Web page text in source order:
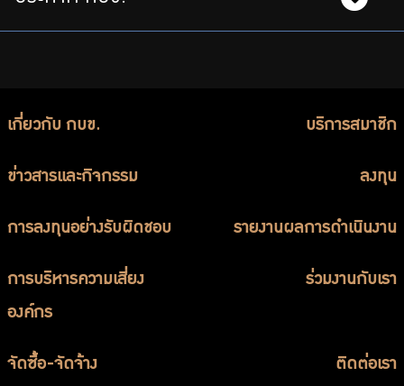
เกี่ยวกับ กบข. บริการสมาชิก
ข่าวสารและกิจกรรม ลงทุน
การลงทุนอย่างรับผิดชอบ รายงานผลการดำเนินงาน
การบริหารความเสี่ยง
องค์กร
ร่วมงานกับเรา
จัดซื้อ-จัดจ้าง ติดต่อเรา